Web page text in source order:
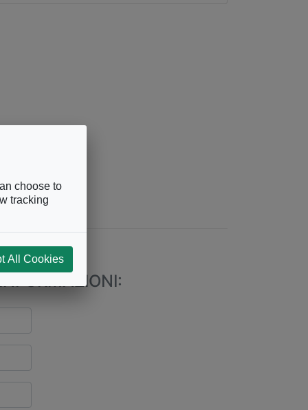
choose to
tracking
All Cookies